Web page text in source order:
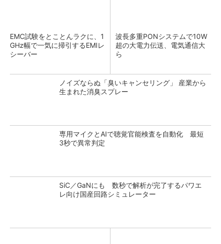
EMC試験をとことんラクに、1
GHz幅で一気に掃引するEMIレ
シーバー
波長多重PONシステムで10W
超の大電力伝送、電気通信大
ら
ノイズならぬ「臭いキャンセリング」 産業から
生まれた消臭スプレー
専用マイクとAIで聴覚官能検査を自動化 最短
3秒で異常判定
SiC／GaNにも 数秒で解析が完了するパワエ
レ向け国産回路シミュレーター